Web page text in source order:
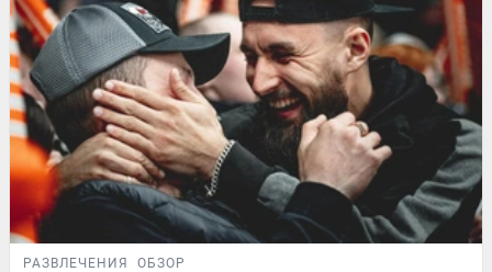
РАЗВЛЕЧЕНИЯ ОБЗОР